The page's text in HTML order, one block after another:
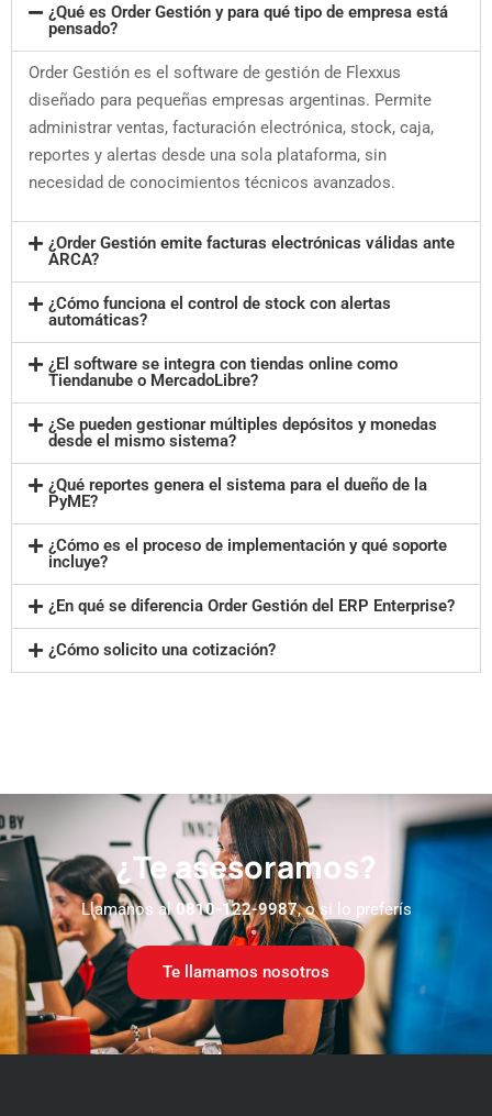
¿Qué es Order Gestión y para qué tipo de empresa está
pensado?
Order Gestión es el software de gestión de Flexxus
diseñado para pequeñas empresas argentinas. Permite
administrar ventas, facturación electrónica, stock, caja,
reportes y alertas desde una sola plataforma, sin
necesidad de conocimientos técnicos avanzados.
¿Order Gestión emite facturas electrónicas válidas ante
ARCA?
¿Cómo funciona el control de stock con alertas
automáticas?
¿El software se integra con tiendas online como
Tiendanube o MercadoLibre?
¿Se pueden gestionar múltiples depósitos y monedas
desde el mismo sistema?
¿Qué reportes genera el sistema para el dueño de la
PyME?
¿Cómo es el proceso de implementación y qué soporte
incluye?
¿En qué se diferencia Order Gestión del ERP Enterprise?
¿Cómo solicito una cotización?
¿Te asesoramos?
Llamanos al 0810-122-9987, o si lo preferís
Te llamamos nosotros